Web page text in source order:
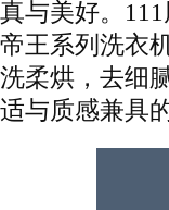
真与美好。
帝王系列洗衣
洗柔烘，去细
适与质感兼具